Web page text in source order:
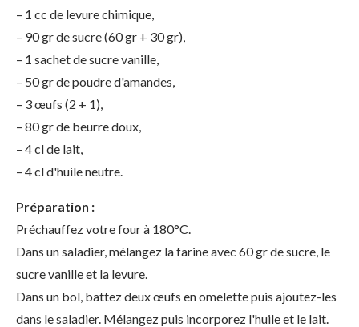
– 1 cc de levure chimique,
– 90 gr de sucre (60 gr + 30 gr),
– 1 sachet de sucre vanille,
– 50 gr de poudre d'amandes,
– 3 œufs (2 + 1),
– 80 gr de beurre doux,
– 4 cl de lait,
– 4 cl d'huile neutre.
Préparation :
Préchauffez votre four à 180°C.
Dans un saladier, mélangez la farine avec 60 gr de sucre, le
sucre vanille et la levure.
Dans un bol, battez deux œufs en omelette puis ajoutez-les
dans le saladier. Mélangez puis incorporez l'huile et le lait.